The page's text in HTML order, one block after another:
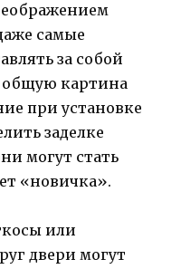
самые
за собой
общую картина
при установке
заделке
могут стать
«новичка».
или
двери могут